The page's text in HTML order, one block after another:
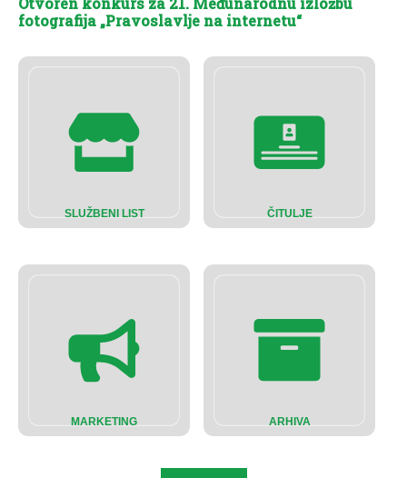
SLUŽBENI LIST ČITULJE
MARKETING ARHIVA
fotografija „Pravoslavlje na internetu“